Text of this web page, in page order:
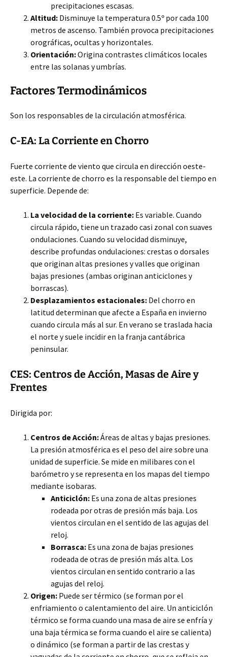
precipitaciones escasas.
Altitud: Disminuye la temperatura 0.5º por cada 100
metros de ascenso. También provoca precipitaciones
orográficas, ocultas y horizontales.
Orientación:Origina contrastes climáticos locales
entre las solanas y umbrías.
Factores Termodinámicos
Son los responsables de la circulación atmosférica.
C-EA: La Corriente en Chorro
Fuerte corriente de viento que circula en dirección oeste-
este. La corriente de chorro es la responsable del tiempo en
superficie. Depende de:
La velocidad de la corriente: Es variable. Cuando
circula rápido, tiene un trazado casi zonal con suaves
ondulaciones. Cuando su velocidad disminuye,
describe profundas ondulaciones: crestas o dorsales
que originan altas presiones y valles que originan
bajas presiones (ambas originan anticiclones y
borrascas).
Desplazamientos estacionales: Del chorro en
latitud determinan que afecte a España en invierno
cuando circula más al sur. En verano se traslada hacia
el norte y suele incidir en la franja cantábrica
peninsular.
CES: Centros de Acción, Masas de Aire y
Frentes
Dirigida por:
Centros de Acción:Áreas de altas y bajas presiones.
La presión atmosférica es el peso del aire sobre una
unidad de superficie. Se mide en milibares con el
barómetro y se representa en los mapas del tiempo
mediante isobaras.
Anticiclón: Es una zona de altas presiones
rodeada por otras de presión más baja. Los
vientos circulan en el sentido de las agujas del
reloj.
Borrasca: Es una zona de bajas presiones
rodeada de otras de presión más alta. Los
vientos circulan en sentido contrario a las
agujas del reloj.
Origen: Puede ser térmico (se forman por el
enfriamiento o calentamiento del aire. Un anticiclón
térmico se forma cuando una masa de aire se enfría y
una baja térmica se forma cuando el aire se calienta)
o dinámico (se forman a partir de las crestas y